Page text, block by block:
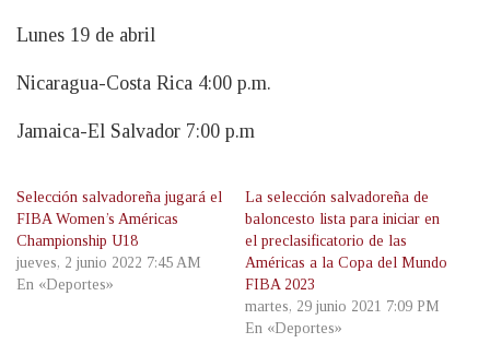
Lunes 19 de abril
Nicaragua-Costa Rica 4:00 p.m.
Jamaica-El Salvador 7:00 p.m
Selección salvadoreña jugará el
FIBA Women’s Américas
Championship U18
jueves, 2 junio 2022 7:45 AM
En «Deportes»
La selección salvadoreña de
baloncesto lista para iniciar en
el preclasificatorio de las
Américas a la Copa del Mundo
FIBA 2023
martes, 29 junio 2021 7:09 PM
En «Deportes»